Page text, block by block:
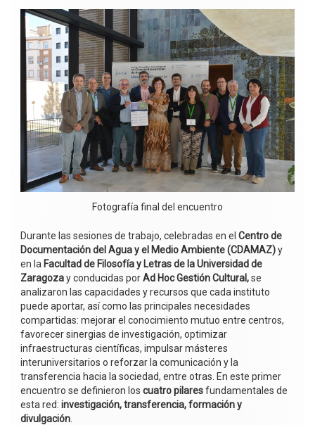
Fotografía final del encuentro
Durante las sesiones de trabajo, celebradas en el Centro de
Documentación del Agua y el Medio Ambiente (CDAMAZ)y
en la Facultad de Filosofía y Letras de la Universidad de
Zaragozay conducidas porAd Hoc Gestión Cultural,se
analizaron las capacidades y recursos que cada instituto
puede aportar, así como las principales necesidades
compartidas: mejorar el conocimiento mutuo entre centros,
favorecer sinergias de investigación, optimizar
infraestructuras científicas, impulsar másteres
interuniversitarios o reforzar la comunicación y la
transferencia hacia la sociedad, entre otras. En este primer
encuentro se definieron los cuatro pilaresfundamentales de
esta red: investigación, transferencia, formación y
divulgación